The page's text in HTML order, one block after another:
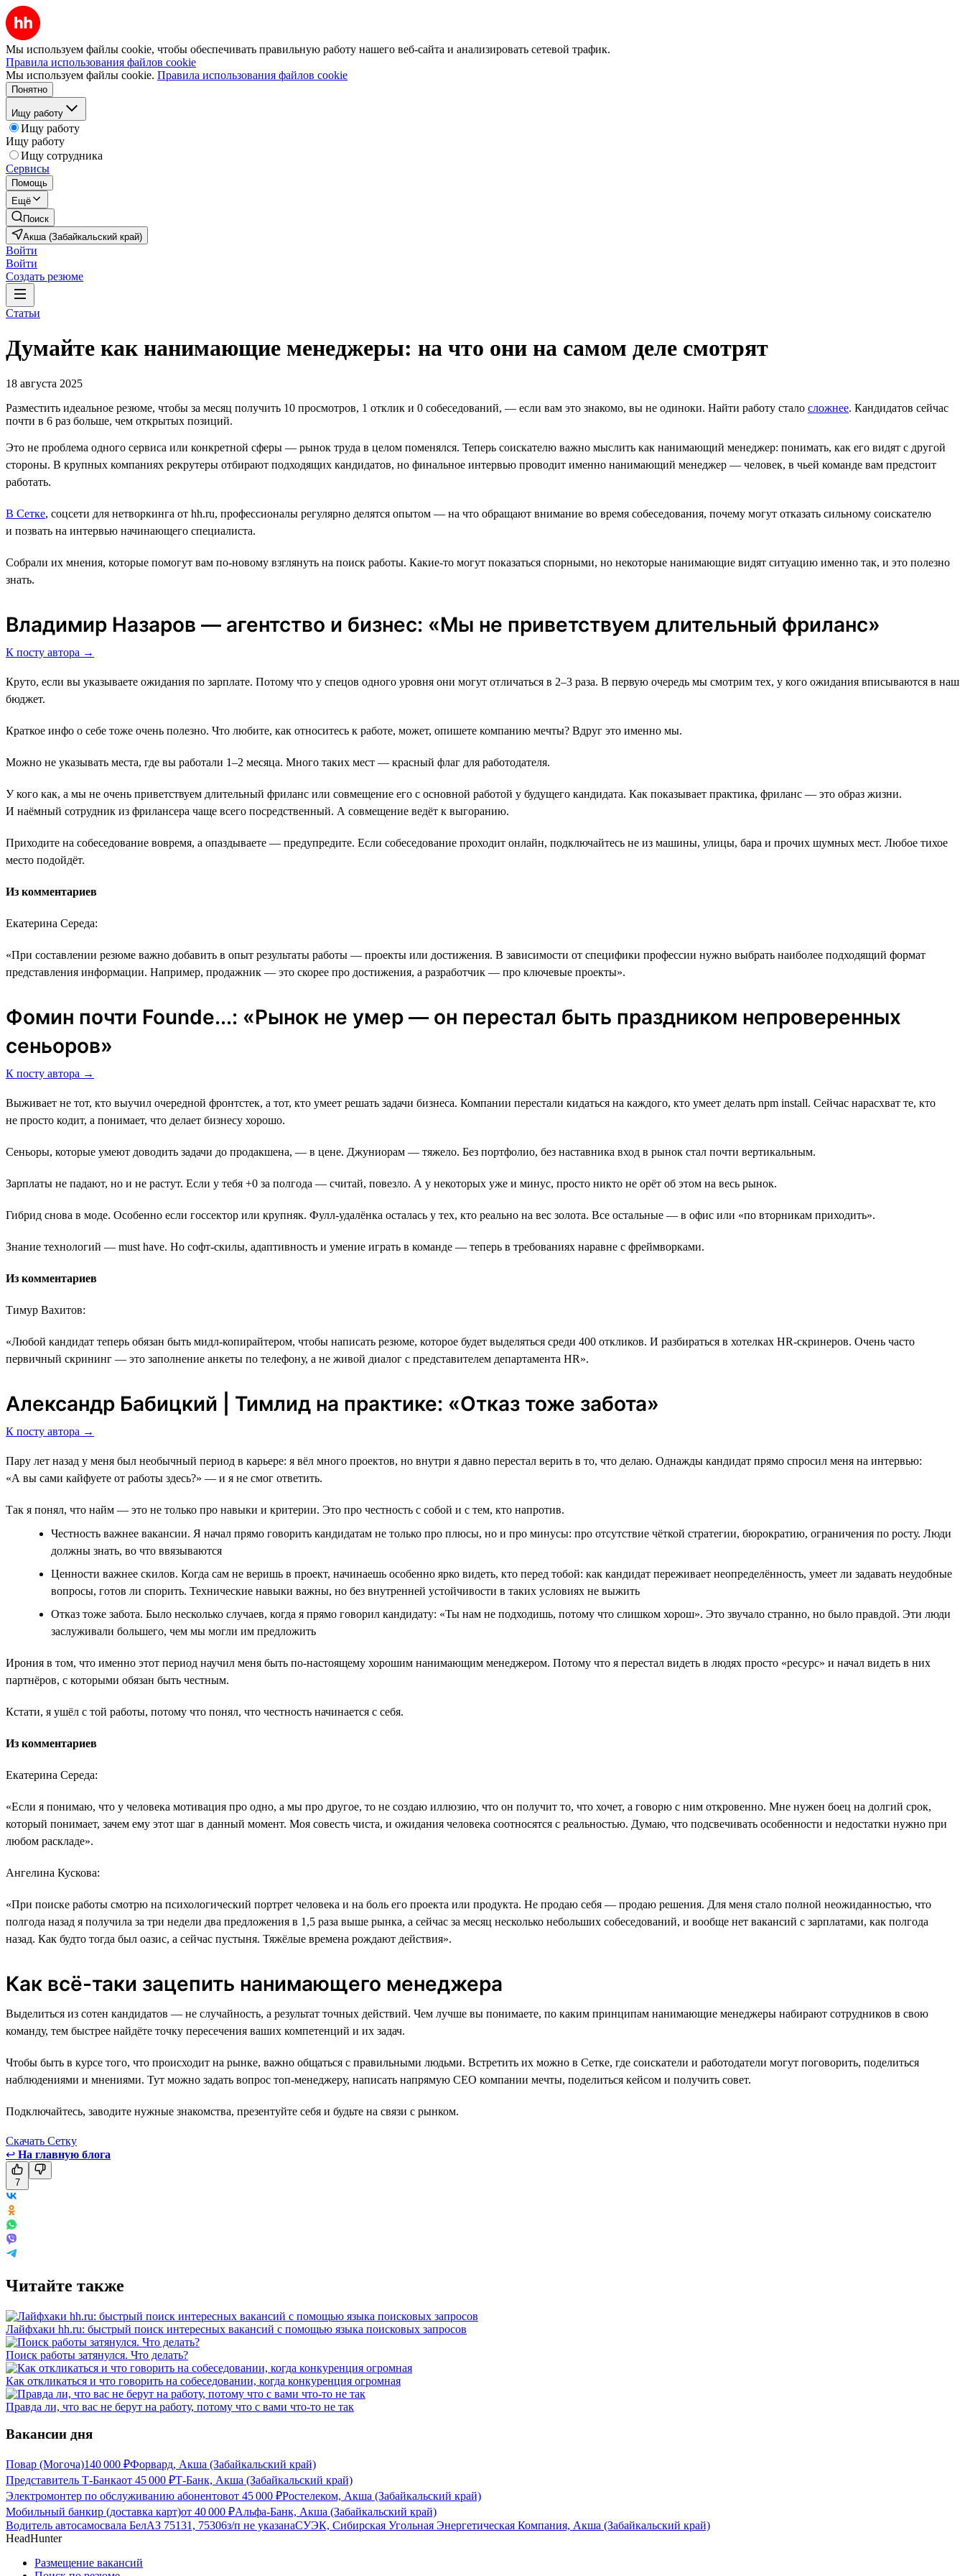
Мы используем файлы cookie, чтобы обеспечивать правильную работу нашего веб-сайта и анализировать сетевой трафик.
Правила использования файлов cookie
Мы используем файлы cookie. Правила использования файлов cookie
Понятно
Ищу работу
Ищу работу
Ищу работу
Ищу сотрудника
Сервисы
Помощь
Ещё
Поиск
Акша (Забайкальский край)
Войти
Войти
Создать резюме
Статьи
Думайте как нанимающие менеджеры: на что они на самом деле смотрят
18 августа 2025
Разместить идеальное резюме, чтобы за месяц получить 10 просмотров, 1 отклик и 0 собеседований, ― если вам это знакомо, вы не одиноки. Найти работу стало сложнее. Кандидатов сейчас
почти в 6 раз больше, чем открытых позиций.
Это не проблема одного сервиса или конкретной сферы — рынок труда в целом поменялся. Теперь соискателю важно мыслить как нанимающий менеджер: понимать, как его видят с другой
стороны. В крупных компаниях рекрутеры отбирают подходящих кандидатов, но финальное интервью проводит именно нанимающий менеджер ― человек, в чьей команде вам предстоит
работать.
В Сетке, соцсети для нетворкинга от hh.ru, профессионалы регулярно делятся опытом — на что обращают внимание во время собеседования, почему могут отказать сильному соискателю
и позвать на интервью начинающего специалиста.
Собрали их мнения, которые помогут вам по-новому взглянуть на поиск работы. Какие-то могут показаться спорными, но некоторые нанимающие видят ситуацию именно так, и это полезно
знать.
Владимир Назаров — агентство и бизнес: «Мы не приветствуем длительный фриланс»
К посту автора →
Круто, если вы указываете ожидания по зарплате. Потому что у спецов одного уровня они могут отличаться в 2–3 раза. В первую очередь мы смотрим тех, у кого ожидания вписываются в наш
бюджет.
Краткое инфо о себе тоже очень полезно. Что любите, как относитесь к работе, может, опишете компанию мечты? Вдруг это именно мы.
Можно не указывать места, где вы работали 1–2 месяца. Много таких мест ― красный флаг для работодателя.
У кого как, а мы не очень приветствуем длительный фриланс или совмещение его с основной работой у будущего кандидата. Как показывает практика, фриланс ― это образ жизни.
И наёмный сотрудник из фрилансера чаще всего посредственный. А совмещение ведёт к выгоранию.
Приходите на собеседование вовремя, а опаздываете ― предупредите. Если собеседование проходит онлайн, подключайтесь не из машины, улицы, бара и прочих шумных мест. Любое тихое
место подойдёт.
Из комментариев
Екатерина Середа:
«При составлении резюме важно добавить в опыт результаты работы ― проекты или достижения. В зависимости от специфики профессии нужно выбрать наиболее подходящий формат
представления информации. Например, продажник ― это скорее про достижения, а разработчик ― про ключевые проекты».
Фомин почти Founde...: «Рынок не умер ― он перестал быть праздником непроверенных
сеньоров»
К посту автора →
Выживает не тот, кто выучил очередной фронтстек, а тот, кто умеет решать задачи бизнеса. Компании перестали кидаться на каждого, кто умеет делать npm install. Сейчас нарасхват те, кто
не просто кодит, а понимает, что делает бизнесу хорошо.
Сеньоры, которые умеют доводить задачи до продакшена, — в цене. Джуниорам — тяжело. Без портфолио, без наставника вход в рынок стал почти вертикальным.
Зарплаты не падают, но и не растут. Если у тебя +0 за полгода — считай, повезло. А у некоторых уже и минус, просто никто не орёт об этом на весь рынок.
Гибрид снова в моде. Особенно если госсектор или крупняк. Фулл-удалёнка осталась у тех, кто реально на вес золота. Все остальные — в офис или «по вторникам приходить».
Знание технологий — must have. Но софт-скилы, адаптивность и умение играть в команде — теперь в требованиях наравне с фреймворками.
Из комментариев
Тимур Вахитов:
«Любой кандидат теперь обязан быть мидл-копирайтером, чтобы написать резюме, которое будет выделяться среди 400 откликов. И разбираться в хотелках HR-скринеров. Очень часто
первичный скрининг ― это заполнение анкеты по телефону, а не живой диалог с представителем департамента HR».
Александр Бабицкий | Тимлид на практике: «Отказ тоже забота»
К посту автора →
Пару лет назад у меня был необычный период в карьере: я вёл много проектов, но внутри я давно перестал верить в то, что делаю. Однажды кандидат прямо спросил меня на интервью:
«А вы сами кайфуете от работы здесь?» — и я не смог ответить.
Так я понял, что найм — это не только про навыки и критерии. Это про честность с собой и с тем, кто напротив.
Честность важнее вакансии. Я начал прямо говорить кандидатам не только про плюсы, но и про минусы: про отсутствие чёткой стратегии, бюрократию, ограничения по росту. Люди
должны знать, во что ввязываются
Ценности важнее скилов. Когда сам не веришь в проект, начинаешь особенно ярко видеть, кто перед тобой: как кандидат переживает неопределённость, умеет ли задавать неудобные
вопросы, готов ли спорить. Технические навыки важны, но без внутренней устойчивости в таких условиях не выжить
Отказ тоже забота. Было несколько случаев, когда я прямо говорил кандидату: «Ты нам не подходишь, потому что слишком хорош». Это звучало странно, но было правдой. Эти люди
заслуживали большего, чем мы могли им предложить
Ирония в том, что именно этот период научил меня быть по-настоящему хорошим нанимающим менеджером. Потому что я перестал видеть в людях просто «ресурс» и начал видеть в них
партнёров, с которыми обязан быть честным.
Кстати, я ушёл с той работы, потому что понял, что честность начинается с себя.
Из комментариев
Екатерина Середа:
«Если я понимаю, что у человека мотивация про одно, а мы про другое, то не создаю иллюзию, что он получит то, что хочет, а говорю с ним откровенно. Мне нужен боец на долгий срок,
который понимает, зачем ему этот шаг в данный момент. Моя совесть чиста, и ожидания человека соотносятся с реальностью. Думаю, что подсвечивать особенности и недостатки нужно при
любом раскладе».
Ангелина Кускова:
«При поиске работы смотрю на психологический портрет человека и на боль его проекта или продукта. Не продаю себя ― продаю решения. Для меня стало полной неожиданностью, что
полгода назад я получила за три недели два предложения в 1,5 раза выше рынка, а сейчас за месяц несколько небольших собеседований, и вообще нет вакансий с зарплатами, как полгода
назад. Как будто тогда был оазис, а сейчас пустыня. Тяжёлые времена рождают действия».
Как всё-таки зацепить нанимающего менеджера
Выделиться из сотен кандидатов — не случайность, а результат точных действий. Чем лучше вы понимаете, по каким принципам нанимающие менеджеры набирают сотрудников в свою
команду, тем быстрее найдёте точку пересечения ваших компетенций и их задач.
Чтобы быть в курсе того, что происходит на рынке, важно общаться с правильными людьми. Встретить их можно в Сетке, где соискатели и работодатели могут поговорить, поделиться
наблюдениями и мнениями. Тут можно задать вопрос топ-менеджеру, написать напрямую СЕО компании мечты, поделиться кейсом и получить совет.
Подключайтесь, заводите нужные знакомства, презентуйте себя и будьте на связи с рынком.
Скачать Сетку
↩ На главную блога
7
Читайте также
Лайфхаки hh.ru: быстрый поиск интересных вакансий с помощью языка поисковых запросов
Поиск работы затянулся. Что делать?
Как откликаться и что говорить на собеседовании, когда конкуренция огромная
Правда ли, что вас не берут на работу, потому что с вами что-то не так
Вакансии дня
Повар (Могоча)140 000 ₽Форвард, Акша (Забайкальский край)
Представитель Т-Банкаот 45 000 ₽Т-Банк, Акша (Забайкальский край)
Электромонтер по обслуживанию абонентовот 45 000 ₽Ростелеком, Акша (Забайкальский край)
Мобильный банкир (доставка карт)от 40 000 ₽Альфа-Банк, Акша (Забайкальский край)
Водитель автосамосвала БелАЗ 75131, 75306з/п не указанаСУЭК, Сибирская Угольная Энергетическая Компания, Акша (Забайкальский край)
HeadHunter
Размещение вакансий